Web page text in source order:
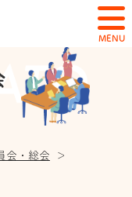
MENU
会・総会
＞